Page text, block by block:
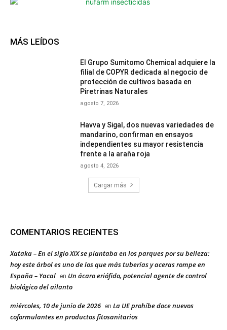
MÁS LEÍDOS
El Grupo Sumitomo Chemical adquiere la
filial de COPYR dedicada al negocio de
protección de cultivos basada en
Piretrinas Naturales
agosto 7, 2026
Havva y Sigal, dos nuevas variedades de
mandarino, confirman en ensayos
independientes su mayor resistencia
frente a la araña roja
agosto 4, 2026
Cargar más
COMENTARIOS RECIENTES
Xataka – En el siglo XIX se plantaba en los parques por su belleza:
hoy este árbol es uno de los que más tuberías y aceras rompe en
España – Yacal
en Un ácaro eriófido, potencial agente de control
biológico del ailanto
miércoles, 10 de junio de 2026 en La UE prohíbe doce nuevos
coformulantes en productos fitosanitarios